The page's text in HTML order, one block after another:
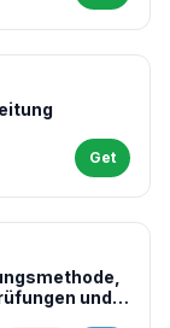
Get
und -